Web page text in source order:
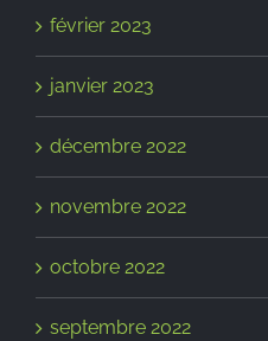
février 2023
janvier 2023
décembre 2022
novembre 2022
octobre 2022
septembre 2022